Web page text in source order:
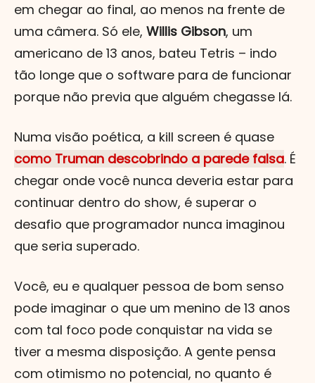
em chegar ao final, ao menos na frente de
uma câmera. Só ele, Willis Gibson, um
americano de 13 anos, bateu Tetris – indo
tão longe que o software para de funcionar
porque não previa que alguém chegasse lá.
Numa visão poética, a kill screen é quase
como Truman descobrindo a parede falsa. É
chegar onde você nunca deveria estar para
continuar dentro do show, é superar o
desafio que programador nunca imaginou
que seria superado.
Você, eu e qualquer pessoa de bom senso
pode imaginar o que um menino de 13 anos
com tal foco pode conquistar na vida se
tiver a mesma disposição. A gente pensa
com otimismo no potencial, no quanto é